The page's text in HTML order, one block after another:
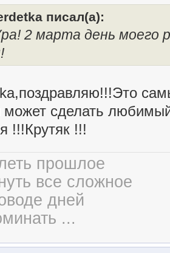
писал(а):
2 марта день моего
может сделать
!!!Крутяк !!!
прошлое
все сложное
дней
...